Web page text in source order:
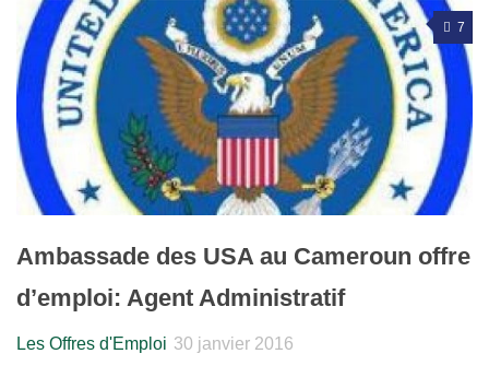
7
Ambassade des USA au Cameroun offre
d’emploi: Agent Administratif
Les Offres d'Emploi 30 janvier 2016